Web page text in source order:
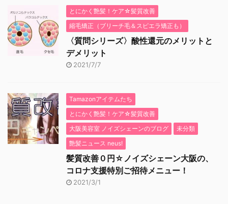
とにかく艶髪！ケア☆髪質改善
縮毛矯正（ブリーチ毛＆スピエラ矯正も）
〈質問シリーズ〉酸性還元のメリットと
デメリット
2021/7/7
Tamazonアイテムたち
とにかく艶髪！ケア☆髪質改善
大阪美容室 ノイズシェーンのブログ
未分類
艶髪ニュース neus!
髪質改善０円☆ノイズシェーン大阪の、
コロナ支援特別ご招待メニュー！
2021/3/1